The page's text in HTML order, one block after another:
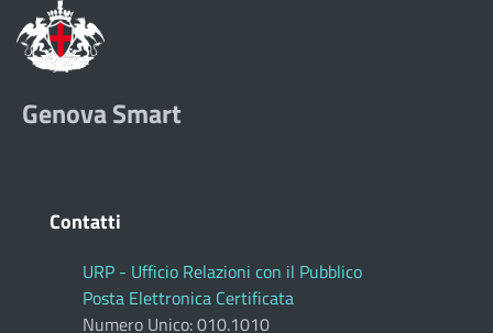
Genova Smart
Contatti
URP - Ufficio Relazioni con il Pubblico
Posta Elettronica Certificata
Numero Unico: 010.1010